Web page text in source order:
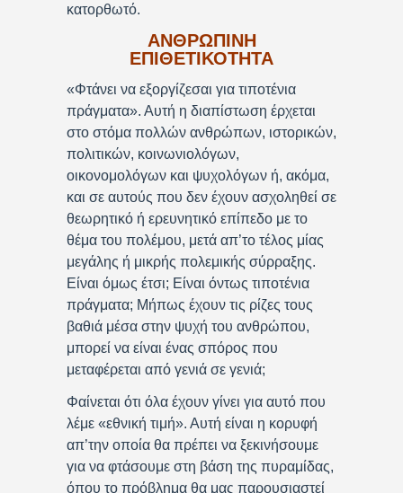
κατορθωτό.
ΑΝΘΡΩΠΙΝΗ
ΕΠΙΘΕΤΙΚΟΤΗΤΑ
«Φτάνει να εξοργίζεσαι για τιποτένια
πράγματα». Αυτή η διαπίστωση έρχεται
στο στόμα πολλών ανθρώπων, ιστορικών,
πολιτικών, κοινωνιολόγων,
οικονομολόγων και ψυχολόγων ή, ακόμα,
και σε αυτούς που δεν έχουν ασχοληθεί σε
θεωρητικό ή ερευνητικό επίπεδο με το
θέμα του πολέμου, μετά απ’το τέλος μίας
μεγάλης ή μικρής πολεμικής σύρραξης.
Είναι όμως έτσι; Είναι όντως τιποτένια
πράγματα; Μήπως έχουν τις ρίζες τους
βαθιά μέσα στην ψυχή του ανθρώπου,
μπορεί να είναι ένας σπόρος που
μεταφέρεται από γενιά σε γενιά;
Φαίνεται ότι όλα έχουν γίνει για αυτό που
λέμε «εθνική τιμή». Αυτή είναι η κορυφή
απ’την οποία θα πρέπει να ξεκινήσουμε
για να φτάσουμε στη βάση της πυραμίδας,
όπου το πρόβλημα θα μας παρουσιαστεί